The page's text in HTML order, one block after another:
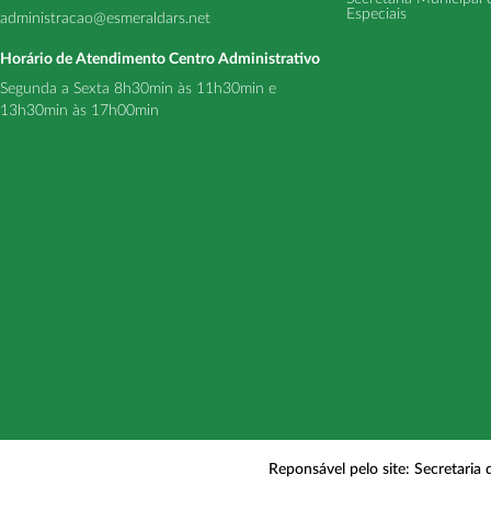
administracao@esmeraldars.net
Horário de Atendimento Centro Administrativo
Segunda a Sexta 8h30min às 11h30min e
13h30min às 17h00min
Especiais
Reponsável pelo site: